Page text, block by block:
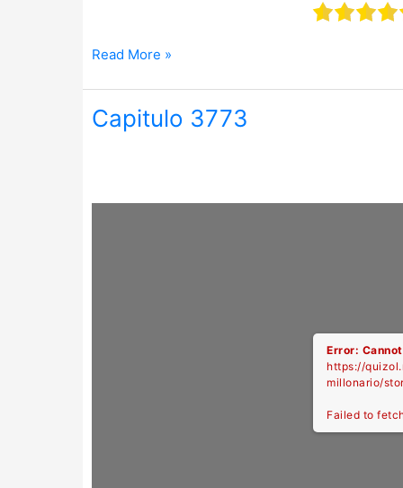
Capitulo
Read More »
Capitulo 3773
Error:
https://
millonario/
Failed to